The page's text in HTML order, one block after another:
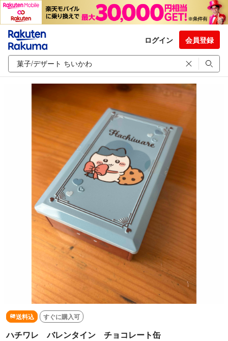
ログイン 会員登録
送料込 すぐに購入可
ハチワレ バレンタイン チョコレート缶